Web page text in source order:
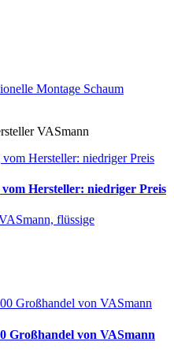
Montage Schaum
VASmann
Hersteller: niedriger Preis
flüssige
Großhandel von VASmann